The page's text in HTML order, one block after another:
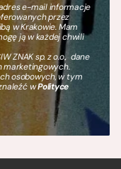
e-mail informacje
przez
w Krakowie. Mam
ją w każdej chwili
ZNAK sp. z o.o., dane
marketingowych.
osobowych, w tym
wPolityce